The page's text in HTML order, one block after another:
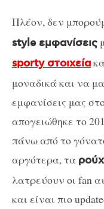
Πλέον, δεν
style εμφανίσεις
sporty στοιχεία
μοναδικά και να
εμφανίσεις μας
απογειώθηκε το
πάνω από το
αργότερα, τα
λατρεύουν οι fan
και είναι πιο